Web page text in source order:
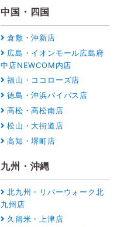
中国・四国
倉敷・沖新店
広島・イオンモール広島府
中店NEWCOM内店
福山・ココローズ店
徳島・沖浜バイパス店
高松・高松南店
松山・大街道店
高知・堺町店
九州・沖縄
北九州・リバーウォーク北
九州店
久留米・上津店